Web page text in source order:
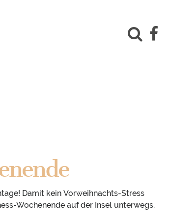
Damit kein Vorweihnachts-Stress
Wochenende auf der Insel unterwegs.